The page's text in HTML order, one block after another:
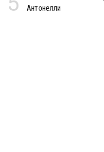
Антонелли